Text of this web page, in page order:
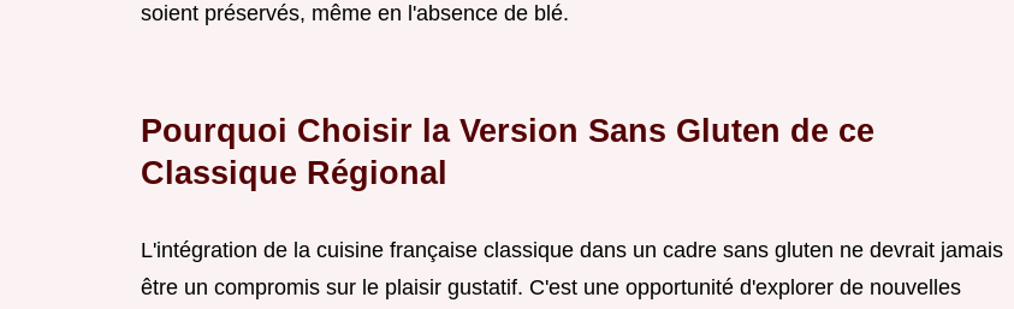
soient préservés, même en l'absence de blé.
Pourquoi Choisir la Version Sans Gluten de ce
Classique Régional
L'intégration de la cuisine française classique dans un cadre sans gluten ne devrait jamais
être un compromis sur le plaisir gustatif. C'est une opportunité d'explorer de nouvelles